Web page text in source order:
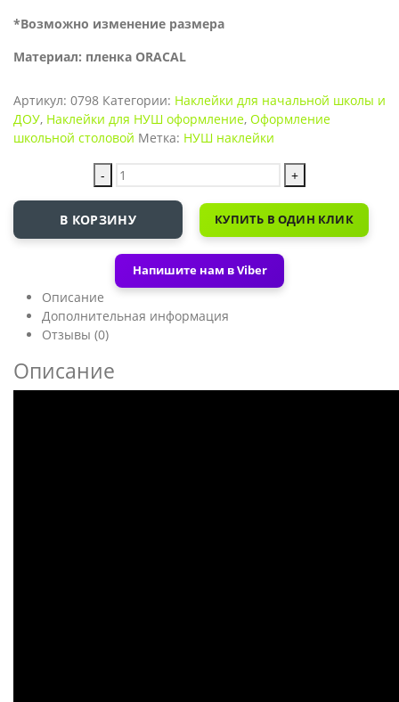
*Возможно изменение размера
Материал: пленка ORACAL
Артикул: 0798 Категории: Наклейки для начальной школы и
ДОУ, Наклейки для НУШ оформление, Оформление
школьной столовой Метка: НУШ наклейки
- +
В КОРЗИНУ КУПИТЬ В ОДИН КЛИК
Напишите нам в Viber
Описание
Дополнительная информация
Отзывы (0)
Описание